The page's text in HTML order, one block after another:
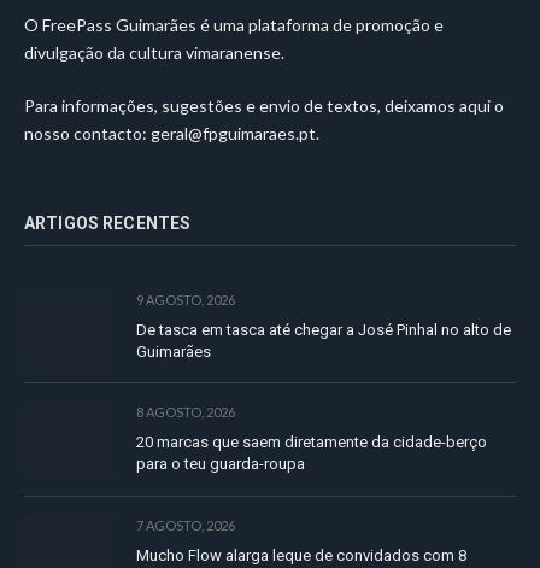
O FreePass Guimarães é uma plataforma de promoção e
divulgação da cultura vimaranense.
Para informações, sugestões e envio de textos, deixamos aqui o
nosso contacto: geral@fpguimaraes.pt.
ARTIGOS RECENTES
9 AGOSTO, 2026
De tasca em tasca até chegar a José Pinhal no alto de
Guimarães
8 AGOSTO, 2026
20 marcas que saem diretamente da cidade-berço
para o teu guarda-roupa
7 AGOSTO, 2026
Mucho Flow alarga leque de convidados com 8